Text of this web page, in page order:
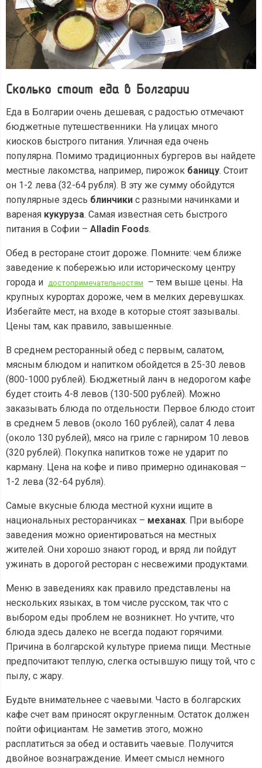
Сколько стоит еда в Болгарии
Еда в Болгарии очень дешевая, с радостью отмечают
бюджетные путешественники. На улицах много
киосков быстрого питания. Уличная еда очень
популярна. Помимо традиционных бургеров вы найдете
местные лакомства, например, пирожок баницу. Стоит
он 1-2 лева (32-64 рубля). В эту же сумму обойдутся
популярные здесь блинчики с разными начинками и
вареная кукуруза. Самая известная сеть быстрого
питания в Софии – Alladin Foods.
Обед в ресторане стоит дороже. Помните: чем ближе
заведение к побережью или историческому центру
города и достопримечательностям
– тем выше цены. На
крупных курортах дороже, чем в мелких деревушках.
Избегайте мест, на входе в которые стоят зазывалы.
Цены там, как правило, завышенные.
В среднем ресторанный обед с первым, салатом,
мясным блюдом и напитком обойдется в 25-30 левов
(800-1000 рублей). Бюджетный ланч в недорогом кафе
будет стоить 4-8 левов (130-500 рублей). Можно
заказывать блюда по отдельности. Первое блюдо стоит
в среднем 5 левов (около 160 рублей), салат 4 лева
(около 130 рублей), мясо на гриле с гарниром 10 левов
(320 рублей). Покупка напитков тоже не ударит по
карману. Цена на кофе и пиво примерно одинаковая –
1-2 лева (32-64 рубля).
Самые вкусные блюда местной кухни ищите в
национальных ресторанчиках – механах. При выборе
заведения можно ориентироваться на местных
жителей. Они хорошо знают город, и вряд ли пойдут
ужинать в дорогой ресторан с несвежими продуктами.
Меню в заведениях как правило представлены на
нескольких языках, в том числе русском, так что с
выбором еды проблем не возникнет. Но учтите, что
блюда здесь далеко не всегда подают горячими.
Причина в болгарской культуре приема пищи. Местные
предпочитают теплую, слегка остывшую пищу той, что с
пылу, с жару.
Будьте внимательнее с чаевыми. Часто в болгарских
кафе счет вам приносят округленным. Остаток должен
пойти официантам. Не заметив этого, можно
расплатиться за обед и оставить чаевые. Получится
двойное вознаграждение. Имеет смысл немного